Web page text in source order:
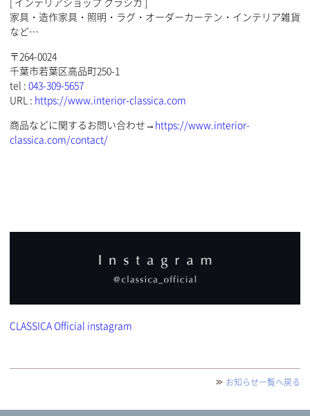
家具・造作家具・照明・ラグ・オーダーカーテン・インテリア雑貨
など…
〒264-0024
千葉市若葉区高品町250-1
tel : 043-309-5657
URL : https://www.interior-classica.com
商品などに関するお問い合わせ→ https://www.interior-
classica.com/contact/
CLASSICA Official instagram
お知らせ一覧へ戻る